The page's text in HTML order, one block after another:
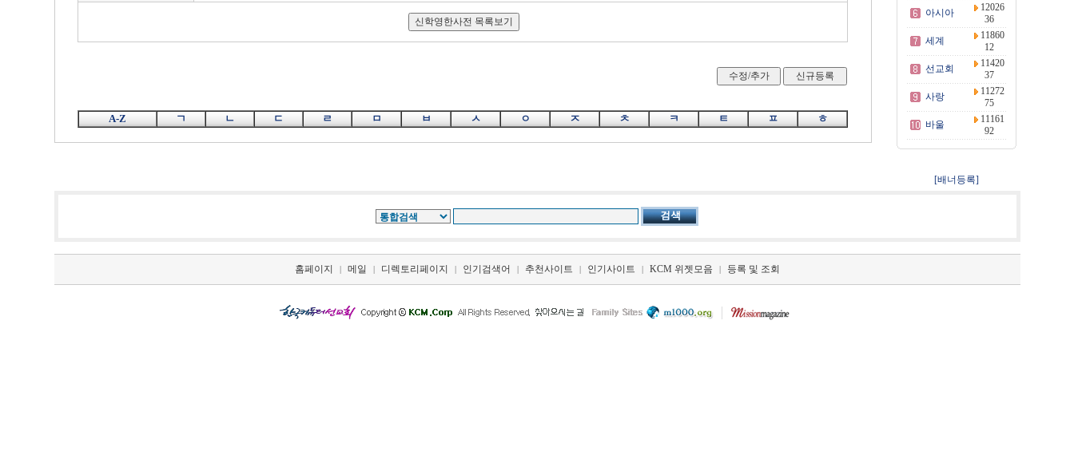
A-Z ㄱ ㄴ ㄷ ㄹ ㅁ ㅂ ㅅ ㅇ ㅈ ㅊ ㅋ ㅌ ㅍ ㅎ
아시아
12026
36
세계
11860
12
선교회
11420
37
사랑
11272
75
바울
11161
92
[배너등록]
홈페이지 | 메일 | 디렉토리페이지 | 인기검색어 | 추천사이트 | 인기사이트 | KCM 위젯모음 | 등록 및 조회